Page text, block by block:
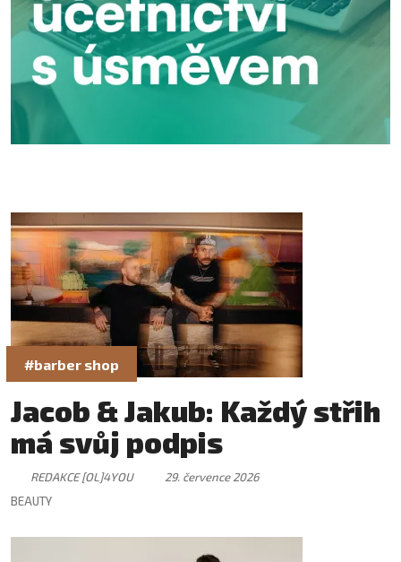
#barber shop
Jacob & Jakub: Každý střih
má svůj podpis
REDAKCE [OL]4YOU
29. července 2026
BEAUTY